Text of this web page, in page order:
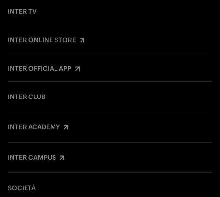
INTER TV
INTER ONLINE STORE
INTER OFFICIAL APP
INTER CLUB
INTER ACADEMY
INTER CAMPUS
SOCIETÀ